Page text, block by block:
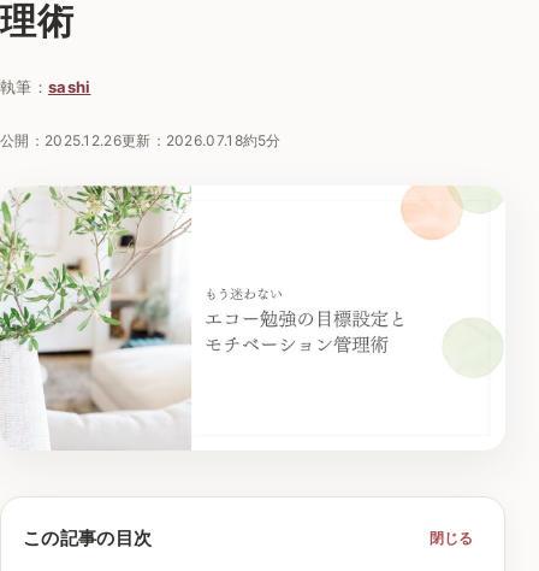
理術
執筆： sashi
公開： 2025.12.26更新： 2026.07.18約5分
この記事の目次 閉じる